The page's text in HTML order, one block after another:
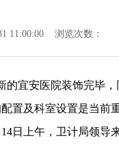
11:00:00 浏览次数：
的宜安医院装饰完毕
置及科室设置是当前
14日上午，卫计局领导